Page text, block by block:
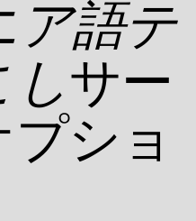
ア語テ
しサー
ショ